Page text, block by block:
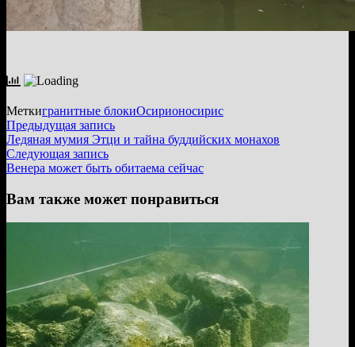
Меткигранитные блокиОсирионосирис
Навигация
по
записям
Предыдущая записьПредыдущая
запись:
Ледяная мумия Этци и тайна буддийских монахов
Следующая записьСледующая
запись:
Венера может быть обитаема сейчас
Вам также может понравиться